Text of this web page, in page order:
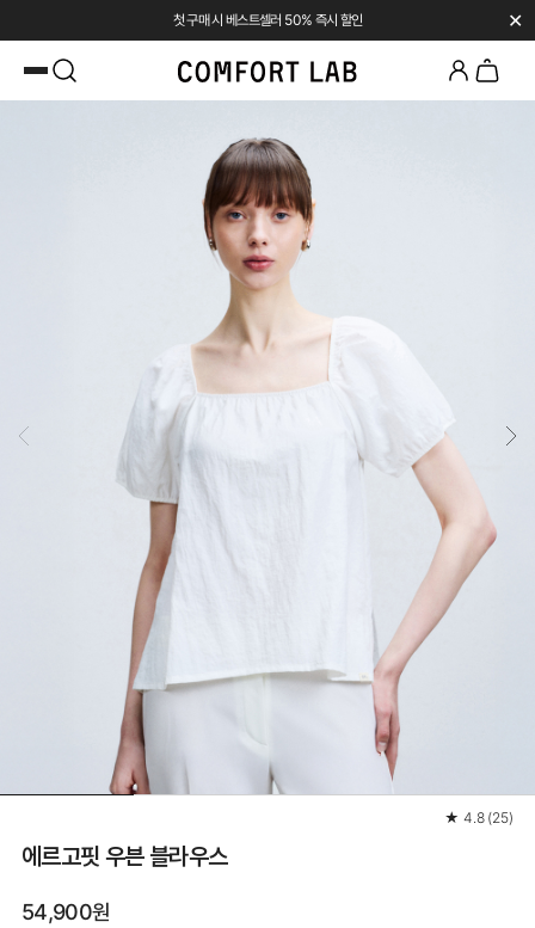
첫 구매 시 베스트셀러 50% 즉시 할인 ✕
★ 4.8 (25)
에르고핏 우븐 블라우스
54,900원